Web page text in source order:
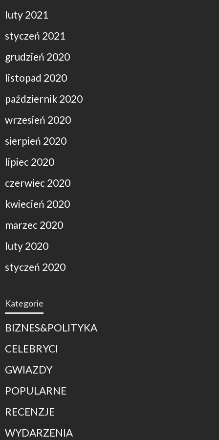
luty 2021
styczeń 2021
grudzień 2020
listopad 2020
październik 2020
wrzesień 2020
sierpień 2020
lipiec 2020
czerwiec 2020
kwiecień 2020
marzec 2020
luty 2020
styczeń 2020
Kategorie
BIZNES&POLITYKA
CELEBRYCI
GWIAZDY
POPULARNE
RECENZJE
WYDARZENIA